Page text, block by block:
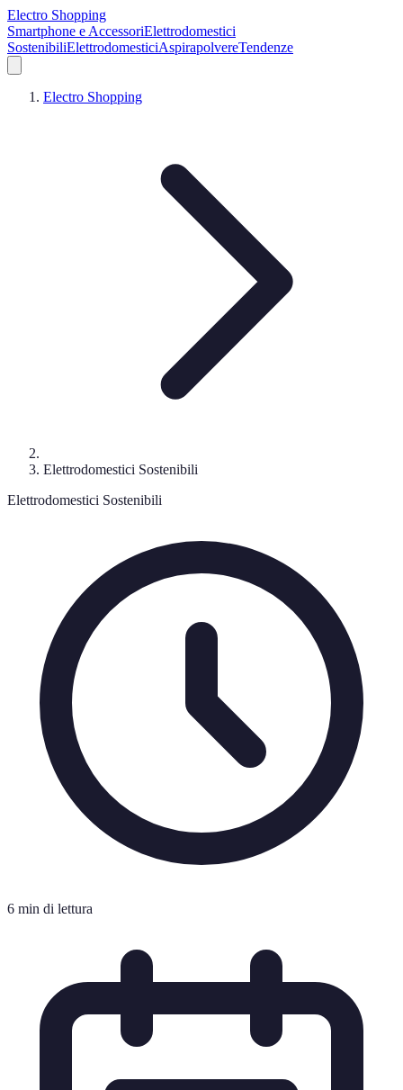
Electro Shopping
Smartphone e AccessoriElettrodomestici
SostenibiliElettrodomesticiAspirapolvereTendenze
Electro Shopping
Elettrodomestici Sostenibili
Elettrodomestici Sostenibili
6 min di lettura